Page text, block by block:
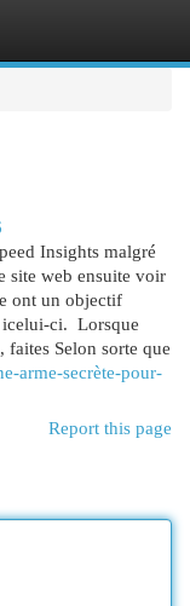
Insights malgré
site web ensuite voir
ont un objectif
icelui-ci. Lorsque
Selon sorte que
arme-secrète-pour-
Report this page